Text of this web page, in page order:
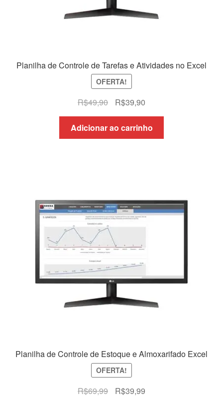
Planilha de Controle de Tarefas e Atividades no Excel
OFERTA!
R$49,90
O
preço
original
era:
R$39,90O
preço
atual
é:
Adicionar ao carrinho
Planilha de Controle de Estoque e Almoxarifado Excel
OFERTA!
R$69,99
OR$39,99O